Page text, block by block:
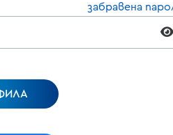
забравена